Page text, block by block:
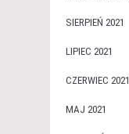
SIERPIEŃ 2021
LIPIEC 2021
CZERWIEC 2021
MAJ 2021